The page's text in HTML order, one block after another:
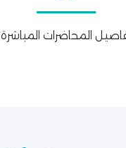
المحاضرات المباشرة